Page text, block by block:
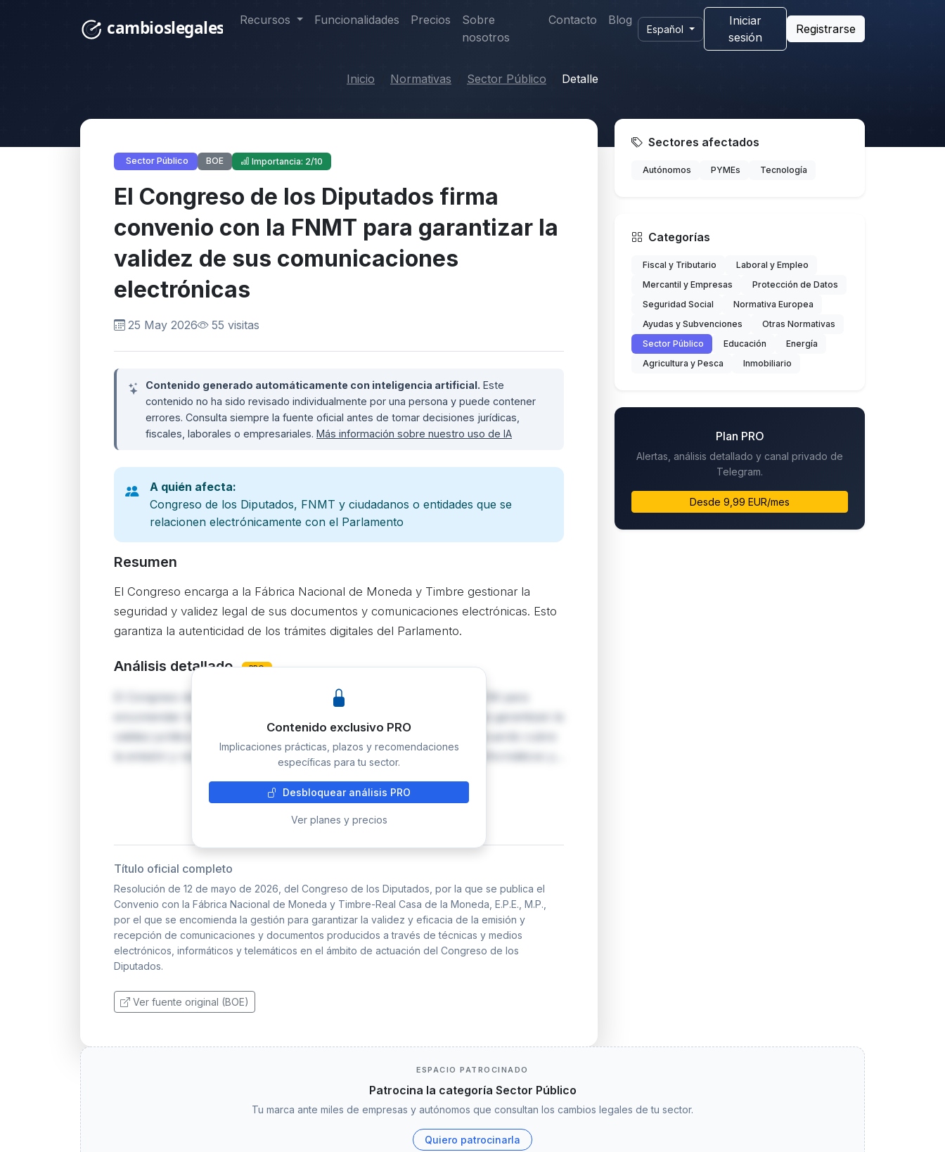
Recursos Funcionalidades Precios
Sobre
nosotros
Contacto Blog
Español
Iniciar
sesión
Registrarse
Inicio Normativas Sector Público Detalle
Sector Público BOE Importancia: 2/10
El Congreso de los Diputados firma
convenio con la FNMT para garantizar la
validez de sus comunicaciones
electrónicas
25 May 2026 55 visitas
Contenido generado automáticamente con inteligencia artificial. Este
contenido no ha sido revisado individualmente por una persona y puede contener
errores. Consulta siempre la fuente oficial antes de tomar decisiones jurídicas,
fiscales, laborales o empresariales. Más información sobre nuestro uso de IA
A quién afecta:
Congreso de los Diputados, FNMT y ciudadanos o entidades que se
relacionen electrónicamente con el Parlamento
Resumen
El Congreso encarga a la Fábrica Nacional de Moneda y Timbre gestionar la
seguridad y validez legal de sus documentos y comunicaciones electrónicas. Esto
garantiza la autenticidad de los trámites digitales del Parlamento.
Análisis detallado PRO
El Congreso de los Diputados formaliza un convenio con la FNMT-RCM para
encomendar la gestión de los servicios de certificación electrónica que garantizan la
validez jurídica de sus comunicaciones y documentos digitales. Este acuerdo cubre
la emisión y recepción de comunicaciones por medios electrónicos, informáticos y…
Contenido exclusivo PRO
Implicaciones prácticas, plazos y recomendaciones
específicas para tu sector.
Desbloquear análisis PRO
Ver planes y precios
Título oficial completo
Resolución de 12 de mayo de 2026, del Congreso de los Diputados, por la que se publica el
Convenio con la Fábrica Nacional de Moneda y Timbre-Real Casa de la Moneda, E.P.E., M.P.,
por el que se encomienda la gestión para garantizar la validez y eficacia de la emisión y
recepción de comunicaciones y documentos producidos a través de técnicas y medios
electrónicos, informáticos y telemáticos en el ámbito de actuación del Congreso de los
Diputados.
Ver fuente original (BOE)
Sectores afectados
Autónomos PYMEs Tecnología
Categorías
Fiscal y Tributario
Laboral y Empleo
Mercantil y Empresas
Protección de Datos
Seguridad Social
Normativa Europea
Ayudas y Subvenciones
Otras Normativas
Sector Público
Educación
Energía
Agricultura y Pesca
Inmobiliario
Plan PRO
Alertas, análisis detallado y canal privado de
Telegram.
Desde 9,99 EUR/mes
ESPACIO PATROCINADO
Patrocina la categoría Sector Público
Tu marca ante miles de empresas y autónomos que consultan los cambios legales de tu sector.
Quiero patrocinarla